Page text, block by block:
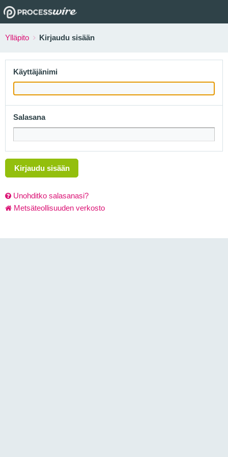
Ylläpito Kirjaudu sisään
Käyttäjänimi
Salasana
Kirjaudu sisään
Unohditko salasanasi?
Metsäteollisuuden verkosto